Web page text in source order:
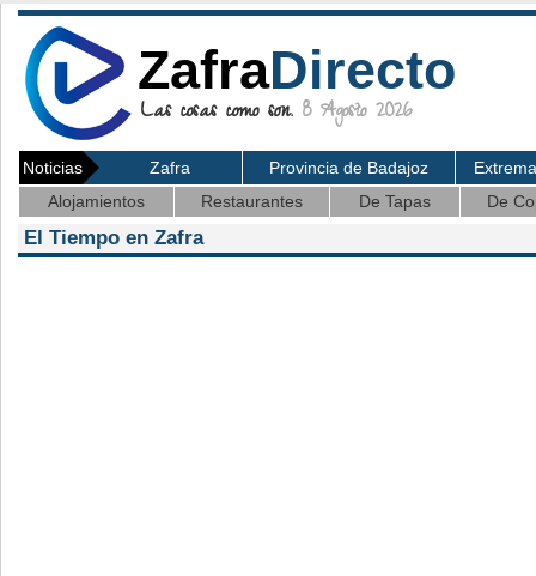
ZafraDirecto
Las cosas como son. 8 Agosto 2026
Noticias Zafra Provincia de Badajoz
Alojamientos
Restaurantes De Tapas De
El Tiempo en Zafra